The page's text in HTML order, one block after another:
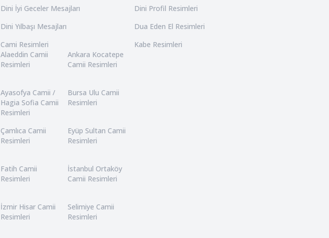
Dini İyi Geceler Mesajları
Dini Profil Resimleri
Dini Yılbaşı Mesajları
Dua Eden El Resimleri
Cami Resimleri
Alaeddin Camii
Resimleri
Ankara Kocatepe
Camii Resimleri
Ayasofya Camii /
Hagia Sofia Camii
Resimleri
Bursa Ulu Camii
Resimleri
Çamlıca Camii
Resimleri
Eyüp Sultan Camii
Resimleri
Fatih Camii
Resimleri
İstanbul Ortaköy
Camii Resimleri
İzmir Hisar Camii
Resimleri
Selimiye Camii
Resimleri
Kabe Resimleri